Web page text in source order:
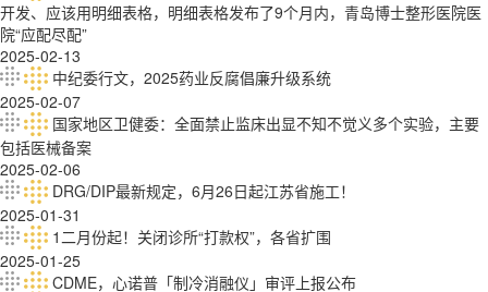
开发、应该用明细表格，明细表格发布了9个月内，青岛博士整形医院医
院“应配尽配”
2025-02-13
中纪委行文，2025药业反腐倡廉升级系统
2025-02-07
国家地区卫健委：全面禁止监床出显不知不觉义多个实验，主要
包括医械备案
2025-02-06
DRG/DIP最新规定，6月26日起江苏省施工！
2025-01-31
1二月份起！关闭诊所“打款权”，各省扩围
2025-01-25
CDME，心诺普「制冷消融仪」审评上报公布